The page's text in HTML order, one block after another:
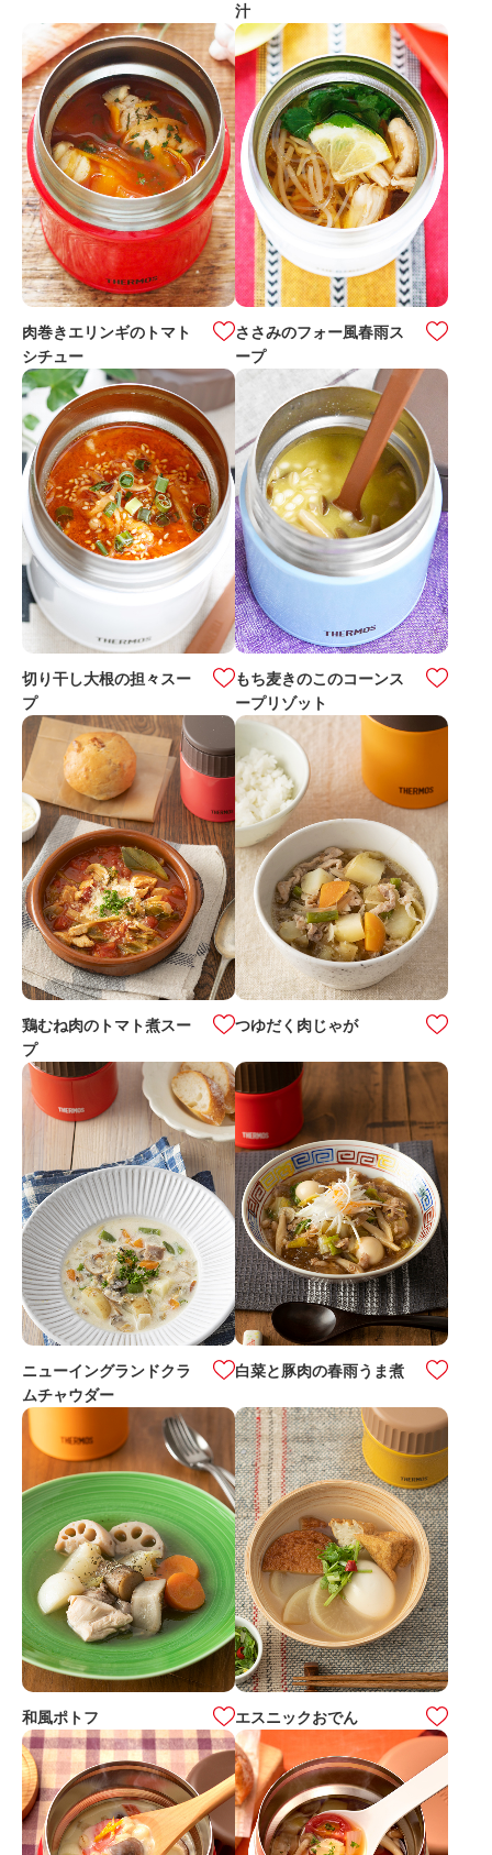
汁
肉巻きエリンギのトマト
シチュー
ささみのフォー風春雨ス
ープ
切り干し大根の担々スー
プ
もち麦きのこのコーンス
ープリゾット
鶏むね肉のトマト煮スー
プ
つゆだく肉じゃが
ニューイングランドクラ
ムチャウダー
白菜と豚肉の春雨うま煮
和風ポトフ エスニックおでん